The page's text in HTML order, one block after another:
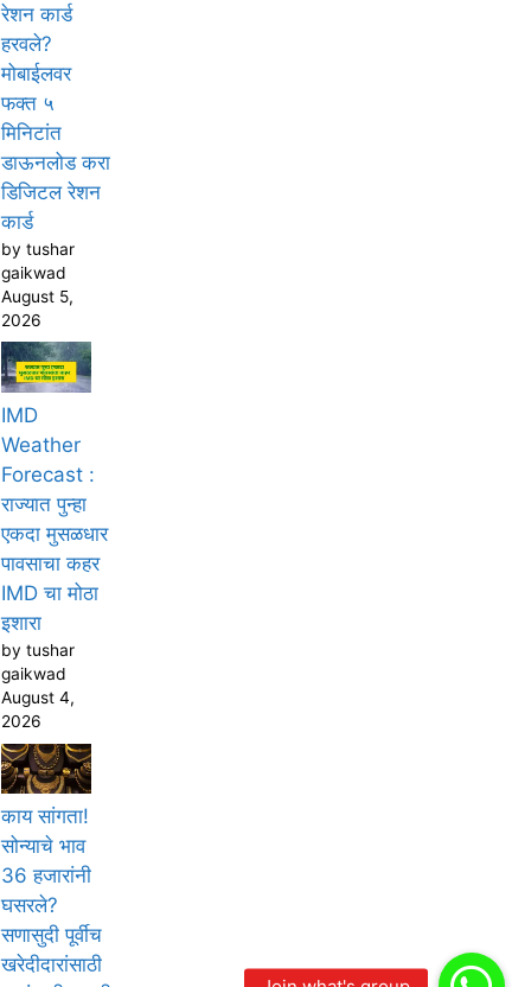
रेशन कार्ड
हरवले?
मोबाईलवर
फक्त ५
मिनिटांत
डाऊनलोड करा
डिजिटल रेशन
कार्ड
by tushar
gaikwad
August 5,
2026
IMD
Weather
Forecast :
राज्यात पुन्हा
एकदा मुसळधार
पावसाचा कहर
IMD चा मोठा
इशारा
by tushar
gaikwad
August 4,
2026
काय सांगता!
सोन्याचे भाव
36 हजारांनी
घसरले?
सणासुदी पूर्वीच
खरेदीदारांसाठी